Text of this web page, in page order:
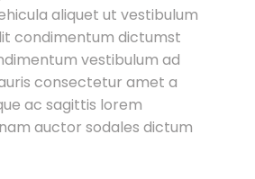
aliquet ut vestibulum
condimentum dictumst
vestibulum ad
consectetur amet a
ac sagittis lorem
auctor sodales dictum